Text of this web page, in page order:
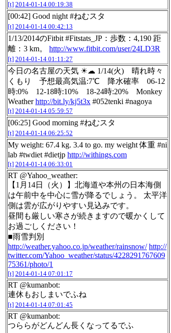
[t] 2014-01-14 00:19:38
[00:42] Good night #ねむスタ
[t] 2014-01-14 00:42:13
1/13/2014のFitbit #Fitstats_JP：歩数：4,190 距
離：3 km。 http://www.fitbit.com/user/24LD3R
[t] 2014-01-14 01:11:27
今日の名古屋の天気 ☀☁ 1/14(火) 晴れ時々
くもり 予想最高気温:7℃ 降水確率 06-12
時:0% 12-18時:10% 18-24時:20% Monkey
Weatherhttp://bit.ly/kj5t3x #052tenki #nagoya
[t] 2014-01-14 05:59:57
[06:25] Good morning #ねむスタ
[t] 2014-01-14 06:25:52
My weight: 67.4 kg. 3.4 to go. my weight 体重 #ni
lab #twdiet #dietjp http://withings.com
[t] 2014-01-14 06:33:01
RT @Yahoo_weather:
【1月14日（火）】北海道や本州の日本海側
は午前中を中心に雪が降るでしょう。 太平洋
側は雲が広がりやすい見込みです。
昼間も厳しい寒さが続きますので暖かくして
お過ごしください！
■雨雪判別
http://weather.yahoo.co.jp/weather/rainsnow/ http://
twitter.com/Yahoo_weather/status/4228291767609
75361/photo/1
[t] 2014-01-14 07:01:17
RT @kumanbot:
連休もおしまいでふね
[t] 2014-01-14 07:01:45
RT @kumanbot:
つららがどんどん長くなってるでふ